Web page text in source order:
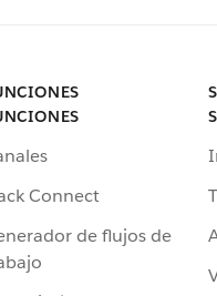
Connect
de flujos de